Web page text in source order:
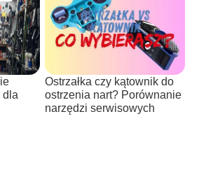
dla
Ostrzałka czy kątownik do
ostrzenia nart? Porównanie
narzędzi serwisowych